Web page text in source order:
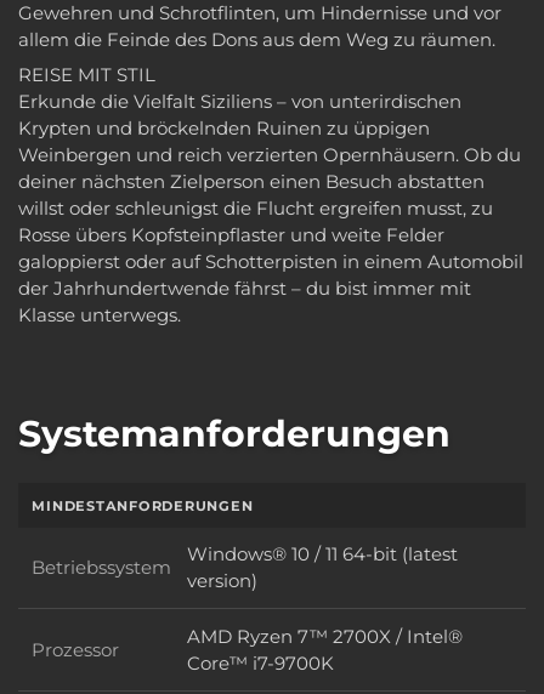
Gewehren und Schrotflinten, um Hindernisse und vor
allem die Feinde des Dons aus dem Weg zu räumen.
REISE MIT STIL
Erkunde die Vielfalt Siziliens – von unterirdischen
Krypten und bröckelnden Ruinen zu üppigen
Weinbergen und reich verzierten Opernhäusern. Ob du
deiner nächsten Zielperson einen Besuch abstatten
willst oder schleunigst die Flucht ergreifen musst, zu
Rosse übers Kopfsteinpflaster und weite Felder
galoppierst oder auf Schotterpisten in einem Automobil
der Jahrhundertwende fährst – du bist immer mit
Klasse unterwegs.
Systemanforderungen
MINDESTANFORDERUNGEN
Betriebssystem Betriebssystem
Windows® 10 / 11 64-bit (latest
version)
Prozessor Prozessor
AMD Ryzen 7™ 2700X / Intel®
Core™ i7-9700K